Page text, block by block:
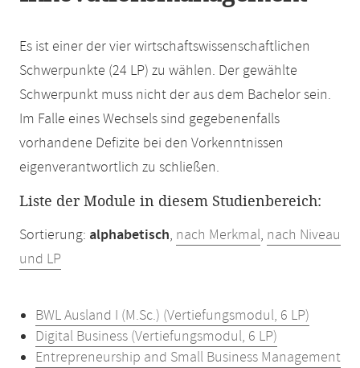
Es ist einer der vier wirtschaftswissenschaftlichen
Schwerpunkte (24 LP) zu wählen. Der gewählte
Schwerpunkt muss nicht der aus dem Bachelor sein.
Im Falle eines Wechsels sind gegebenenfalls
vorhandene Defizite bei den Vorkenntnissen
eigenverantwortlich zu schließen.
Liste der Module in diesem Studienbereich:
Sortierung: alphabetisch, nach Merkmal, nach Niveau
und LP
BWL Ausland I (M.Sc.) (Vertiefungsmodul, 6 LP)
Digital Business (Vertiefungsmodul, 6 LP)
Entrepreneurship and Small Business Management